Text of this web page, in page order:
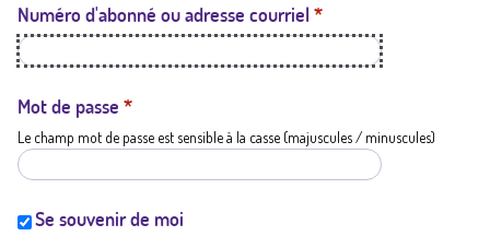
t
a
t
i
Numéro d'abonné ou adresse courriel *
Mot de passe *
Le champ mot de passe est sensible à la casse (majuscules / minuscules)
Se souvenir de moi